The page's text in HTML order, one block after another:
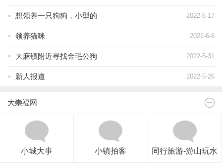
2022-6-17
想领养一只狗狗，小型的
2022-6-6
领养猫咪
2022-5-31
大麻镇附近寻找金毛公狗
2022-5-26
新人报道
大崇福网
小城大事 小镇拍客 同行旅游-游山玩水